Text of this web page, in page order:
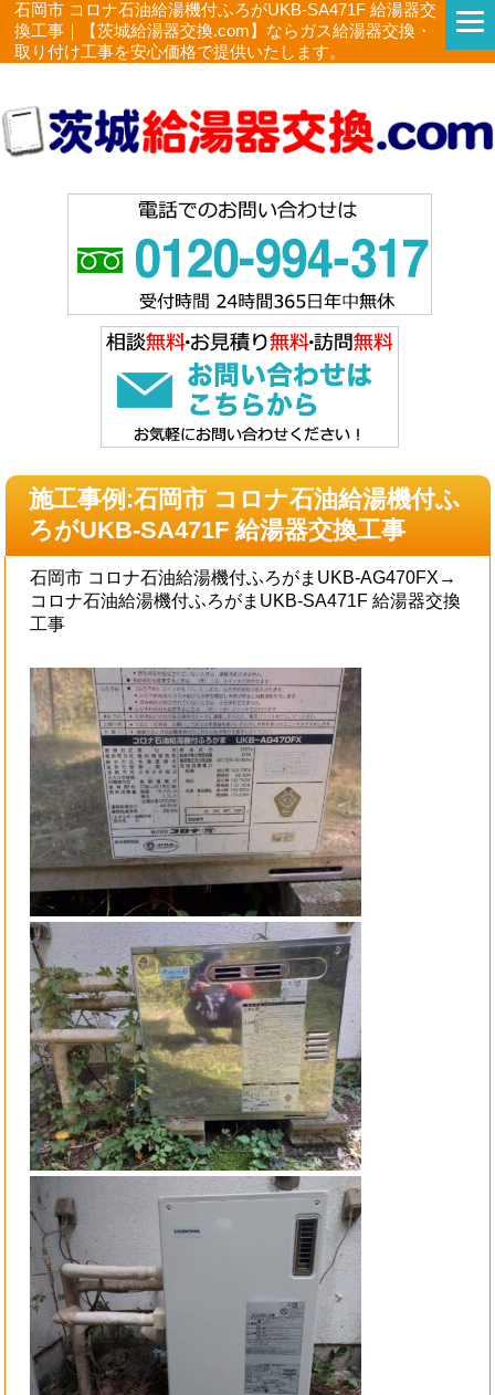
石岡市 コロナ石油給湯機付ふろがUKB-SA471F 給湯器交
換工事｜【茨城給湯器交換.com】ならガス給湯器交換・
取り付け工事を安心価格で提供いたします。
施工事例:石岡市 コロナ石油給湯機付ふ
ろがUKB-SA471F 給湯器交換工事
石岡市 コロナ石油給湯機付ふろがまUKB-AG470FX→
コロナ石油給湯機付ふろがまUKB-SA471F 給湯器交換
工事